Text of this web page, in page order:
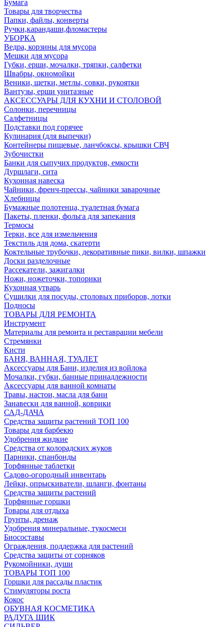
Бумага
Товары для творчества
Папки, файлы, конверты
Ручки,карандаши,фломастеры
УБОРКА
Ведра, корзины для мусора
Мешки для мусора
Губки, ерши, мочалки, тряпки, салфетки
Швабры, окномойки
Веники, щетки, метлы, совки, рукоятки
Вантузы, ерши унитазные
АКСЕССУАРЫ ДЛЯ КУХНИ И СТОЛОВОЙ
Солонки, перечницы
Салфетницы
Подставки под горячее
Кулинария (для выпечки)
Контейнеры пищевые, ланчбоксы, крышки СВЧ
Зубочистки
Банки для сыпучих продуктов, емкости
Дуршлаги, сита
Кухонная навеска
Чайники, френч-прессы, чайники заварочные
Хлебницы
Бумажные полотенца, туалетная бумага
Пакеты, пленки, фольга для запекания
Термосы
Терки, все для измельчения
Текстиль для дома, скатерти
Коктельные трубочки, декоративные пики, вилки, шпажки
Доски разделочные
Рассекатели, зажигалки
Ножи, ножеточки, топорики
Кухонная утварь
Сушилки для посуды, столовых приборов, лотки
Подносы
ТОВАРЫ ДЛЯ РЕМОНТА
Инструмент
Материалы для ремонта и реставрации мебели
Стремянки
Кисти
БАНЯ, ВАННАЯ, ТУАЛЕТ
Аксессуары для Бани, изделия из войлока
Мочалки, губки, банные принадлежности
Аксессуары для ванной комнаты
Травы, настои, масла для бани
Занавески для ванной, коврики
САД-ДАЧА
Средства защиты растений ТОП 100
Товары для барбекю
Удобрения жидкие
Средства от колорадских жуков
Парники, спанбонды
Торфянные таблетки
Садово-огородный инвентарь
Лейки, опрыскиватели, шланги, фонтаны
Средства защиты растений
Торфянные горшки
Товары для отдыха
Грунты, дренаж
Удобрения минеральные, тукосмеси
Биосоставы
Ограждения, поддержка для растений
Средства защиты от сорняков
Рукомойники, души
ТОВАРЫ ТОП 100
Горшки для рассады пластик
Стимуляторы роста
Кокос
ОБУВНАЯ КОСМЕТИКА
РАДУГА ШИК